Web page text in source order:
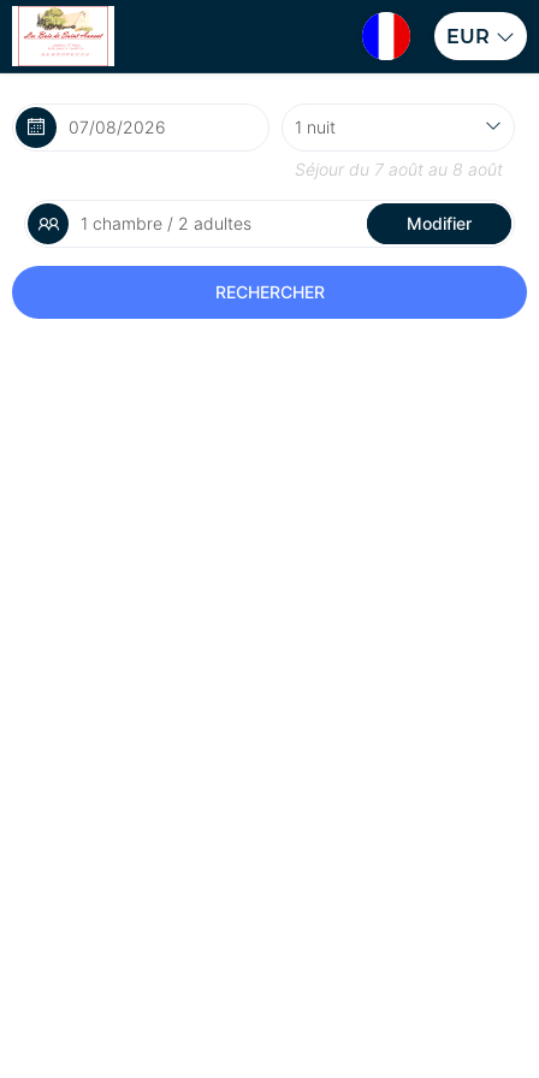
EUR
Séjour du 7 août au 8 août
1 chambre / 2 adultes Modifier